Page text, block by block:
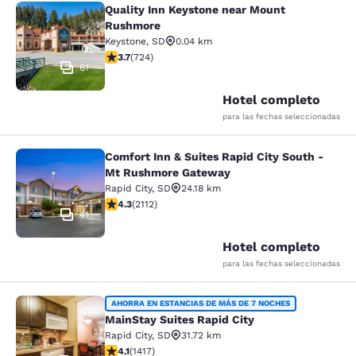
Quality Inn Keystone near Mount
61
Quality Inn Keystone near Mount
Rushmore
Keystone, SD
0.04 km
calificación de 3.74 estrellas. Bueno. 724 reseñas
3.7(724)
Hotel completo
para las fechas seleccionadas
Comfort Inn & Suites Rapid City
41
Comfort Inn & Suites Rapid City South -
Mt Rushmore Gateway
Rapid City, SD
24.18 km
calificación de 4.34 estrellas. Excelente. 2112 reseñas
4.3(2112)
Hotel completo
para las fechas seleccionadas
MainStay Suites Rapid City
AHORRA EN ESTANCIAS DE MÁS DE 7 NOCHES
MainStay Suites Rapid City
Rapid City, SD
31.72 km
calificación de 4.12 estrellas. Muy bueno. 1417 reseñas
4.1(1417)